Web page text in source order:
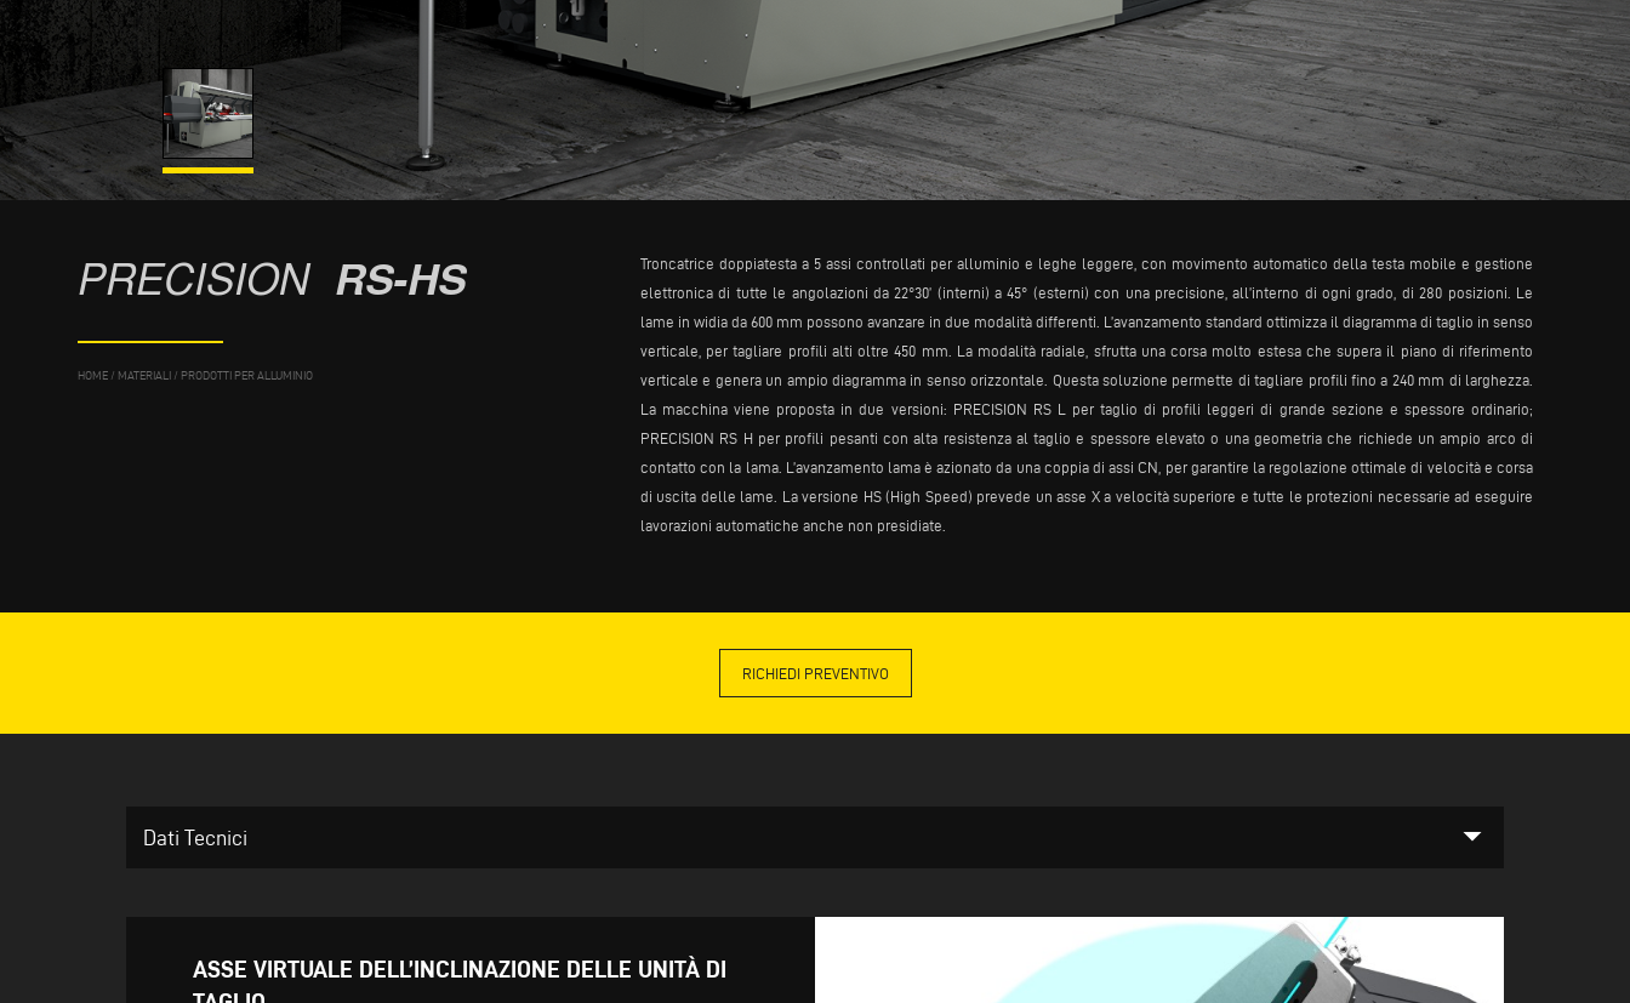
PRECISION RS-HS
HOME/ MATERIALI / PRODOTTI PER ALLUMINIO
Troncatrice doppiatesta a 5 assi controllati per alluminio e leghe leggere, con movimento automatico della testa mobile e gestione
elettronica di tutte le angolazioni da 22°30’ (interni) a 45° (esterni) con una precisione, all’interno di ogni grado, di 280 posizioni. Le
lame in widia da 600 mm possono avanzare in due modalità differenti. L’avanzamento standard ottimizza il diagramma di taglio in senso
verticale, per tagliare profili alti oltre 450 mm. La modalità radiale, sfrutta una corsa molto estesa che supera il piano di riferimento
verticale e genera un ampio diagramma in senso orizzontale. Questa soluzione permette di tagliare profili fino a 240 mm di larghezza.
La macchina viene proposta in due versioni: PRECISION RS L per taglio di profili leggeri di grande sezione e spessore ordinario;
PRECISION RS H per profili pesanti con alta resistenza al taglio e spessore elevato o una geometria che richiede un ampio arco di
contatto con la lama. L’avanzamento lama è azionato da una coppia di assi CN, per garantire la regolazione ottimale di velocità e corsa
di uscita delle lame. La versione HS (High Speed) prevede un asse X a velocità superiore e tutte le protezioni necessarie ad eseguire
lavorazioni automatiche anche non presidiate.
RICHIEDI PREVENTIVO
Dati Tecnici arrow_drop_down
ASSE VIRTUALE DELL’INCLINAZIONE DELLE UNITÀ DI